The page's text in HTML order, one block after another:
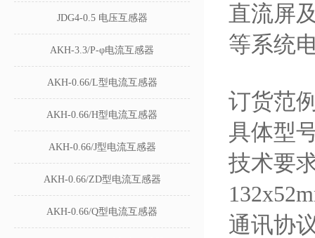
JDG4-0.5 电压互感器
AKH-3.3/P-φ电流互感器
AKH-0.66/L型电流互感器
AKH-0.66/H型电流互感器
AKH-0.66/J型电流互感器
AKH-0.66/ZD型电流互感器
AKH-0.66/Q型电流互感器
直流屏
等系统
订货范
具体型
技术要
通讯协